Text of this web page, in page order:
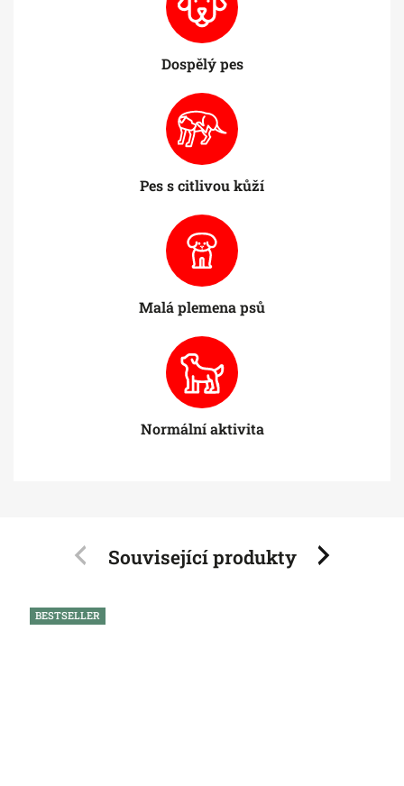
Dospělý pes
Pes s citlivou kůží
Malá plemena psů
Normální aktivita
Související produkty
Previous
BESTSELLER
Next